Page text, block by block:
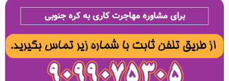
برای مشاوره مهاجرت کاری به کره جنوبی